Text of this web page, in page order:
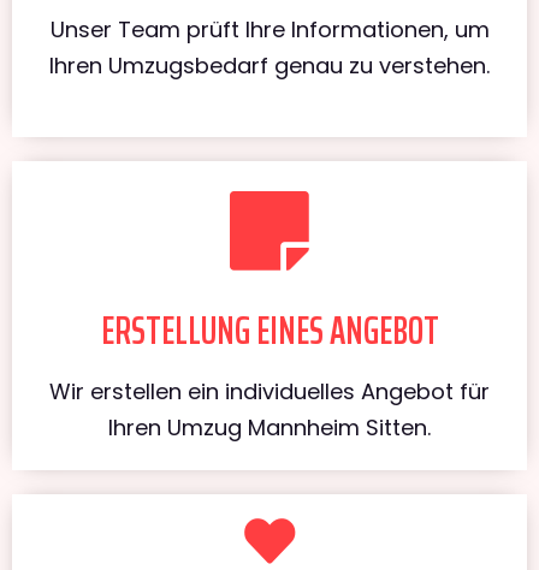
Unser Team prüft Ihre Informationen, um
Ihren Umzugsbedarf genau zu verstehen.
ERSTELLUNG EINES ANGEBOT
Wir erstellen ein individuelles Angebot für
Ihren Umzug Mannheim Sitten.